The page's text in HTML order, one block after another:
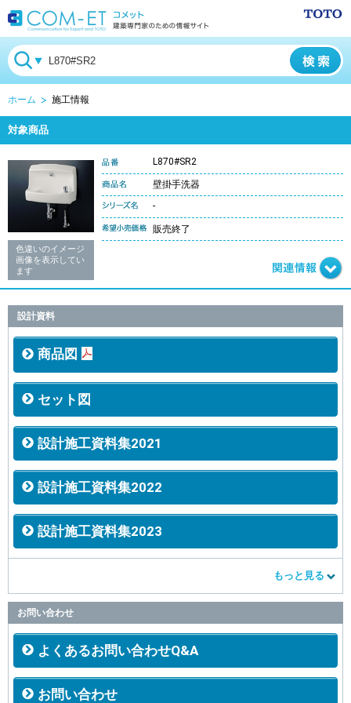
ホーム 施工情報
対象商品
色違いのイメージ
画像を表示してい
ます
L870#SR2
壁掛手洗器
-
販売終了
設計資料
商品図
セット図
設計施工資料集2021
設計施工資料集2022
設計施工資料集2023
もっと見る
お問い合わせ
よくあるお問い合わせQ&A
お問い合わせ